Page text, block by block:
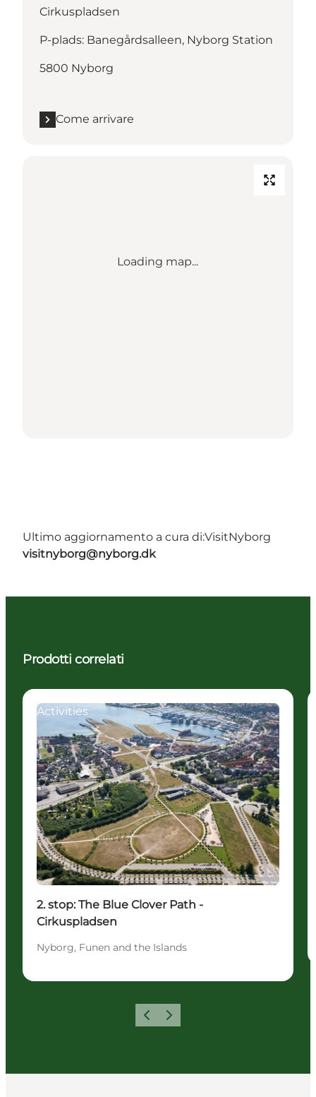
Cirkuspladsen
P-plads: Banegårdsalleen, Nyborg Station
5800 Nyborg
Come arrivare
Loading map...
Ultimo aggiornamento a cura di:VisitNyborg
visitnyborg@nyborg.dk
Prodotti correlati
Activities
2. stop: The Blue Clover Path -
Cirkuspladsen
Nyborg, Funen and the Islands
Precedente
Avanti